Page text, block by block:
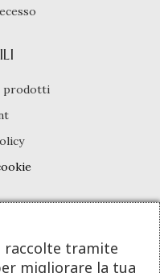
prodotti
raccolte tramite
migliorare la tua